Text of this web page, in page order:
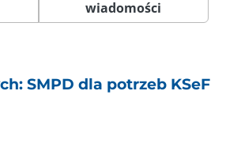
wiadomości
SMPD dla potrzeb KSeF